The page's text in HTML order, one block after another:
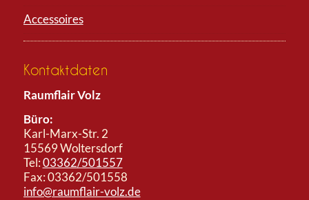
Accessoires
Kontaktdaten
Raumflair Volz
Büro:
Karl-Marx-Str. 2
15569 Woltersdorf
Tel:03362/501557
Fax: 03362/501558
info@raumflair-volz.de